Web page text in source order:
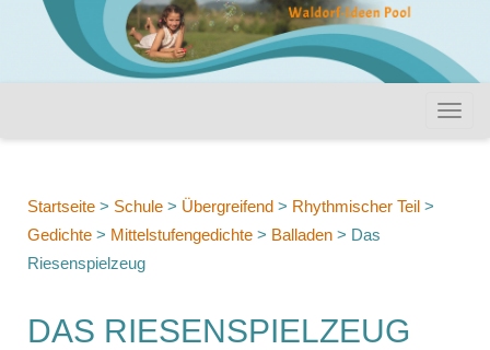
Startseite > Schule > Übergreifend > Rhythmischer Teil >
Gedichte > Mittelstufengedichte > Balladen > Das
Riesenspielzeug
DAS RIESENSPIELZEUG